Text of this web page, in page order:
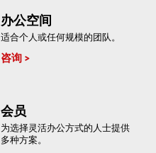
办公空间
适合个人或任何规模的团队。
咨询
会员
为选择灵活办公方式的人士提供
多种方案。